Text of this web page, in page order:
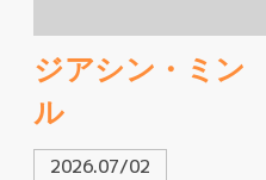
ジアシン・ミ
ル
2026.07/02